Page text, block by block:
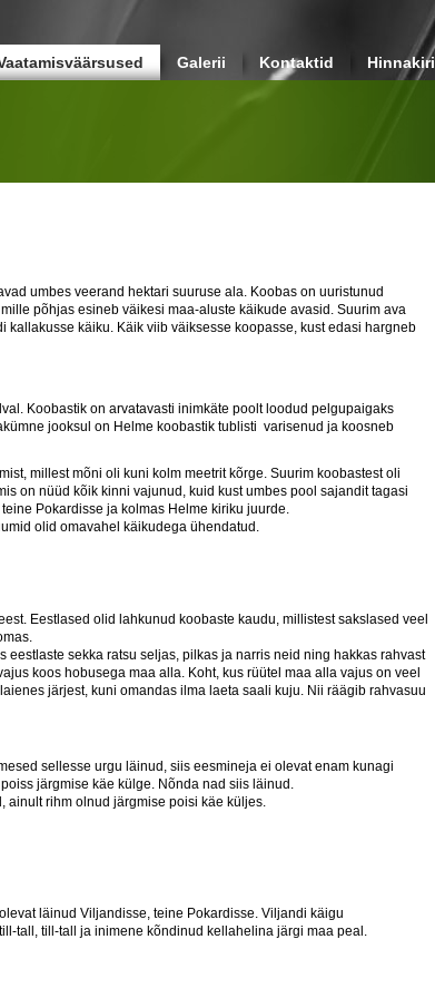
Galerii Kontaktid Hinnakiri
umbes veerand hektari suuruse ala. Koobas on uuristunud
põhjas esineb väikesi maa-aluste käikude avasid. Suurim ava
käiku. Käik viib väiksesse koopasse, kust edasi hargneb
Koobastik on arvatavasti inimkäte poolt loodud pelgupaigaks
jooksul on Helme koobastik tublisti varisenud ja koosneb
millest mõni oli kuni kolm meetrit kõrge. Suurim koobastest oli
on nüüd kõik kinni vajunud, kuid kust umbes pool sajandit tagasi
Pokardisse ja kolmas Helme kiriku juurde.
olid omavahel käikudega ühendatud.
Eestlased olid lahkunud koobaste kaudu, millistest sakslased veel
sekka ratsu seljas, pilkas ja narris neid ning hakkas rahvast
koos hobusega maa alla. Koht, kus rüütel maa alla vajus on veel
järjest, kuni omandas ilma laeta saali kuju. Nii räägib rahvasuu
sellesse urgu läinud, siis eesmineja ei olevat enam kunagi
järgmise käe külge. Nõnda nad siis läinud.
ainult rihm olnud järgmise poisi käe küljes.
läinud Viljandisse, teine Pokardisse. Viljandi käigu
tall, till-tall ja inimene kõndinud kellahelina järgi maa peal.